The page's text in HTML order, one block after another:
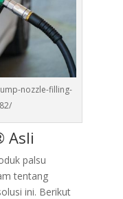
nozzle-filling-
Asli
palsu
tentang
ini. Berikut